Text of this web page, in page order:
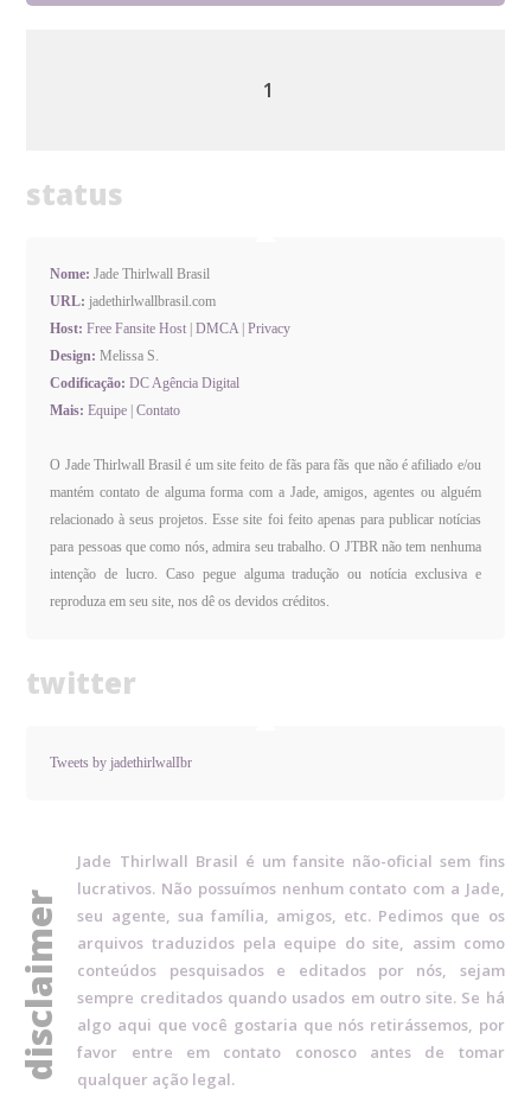
1
status
Nome:Jade Thirlwall Brasil
URL: jadethirlwallbrasil.com
Host: Free Fansite Host |DMCA|Privacy
Design: Melissa S.
Codificação: DC Agência Digital
Mais: Equipe |Contato
O Jade Thirlwall Brasil é um site feito de fãs para fãs que não é afiliado e/ou
mantém contato de alguma forma com a Jade, amigos, agentes ou alguém
relacionado à seus projetos. Esse site foi feito apenas para publicar notícias
para pessoas que como nós, admira seu trabalho. O JTBR não tem nenhuma
intenção de lucro. Caso pegue alguma tradução ou notícia exclusiva e
reproduza em seu site, nos dê os devidos créditos.
twitter
Tweets by jadethirlwalIbr
disclaimer
Jade Thirlwall Brasil é um fansite não-oficial sem fins
lucrativos. Não possuímos nenhum contato com a Jade,
seu agente, sua família, amigos, etc. Pedimos que os
arquivos traduzidos pela equipe do site, assim como
conteúdos pesquisados e editados por nós, sejam
sempre creditados quando usados em outro site. Se há
algo aqui que você gostaria que nós retirássemos, por
favor entre em contato conosco antes de tomar
qualquer ação legal.